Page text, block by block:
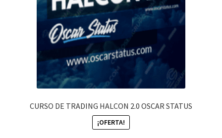
CURSO DE TRADING HALCON 2.0 OSCAR STATUS
¡OFERTA!